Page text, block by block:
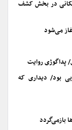
در بخش کشف
می‌شود
پداگوژی روایت
بود/ دیداری که
بازمی‌گردد